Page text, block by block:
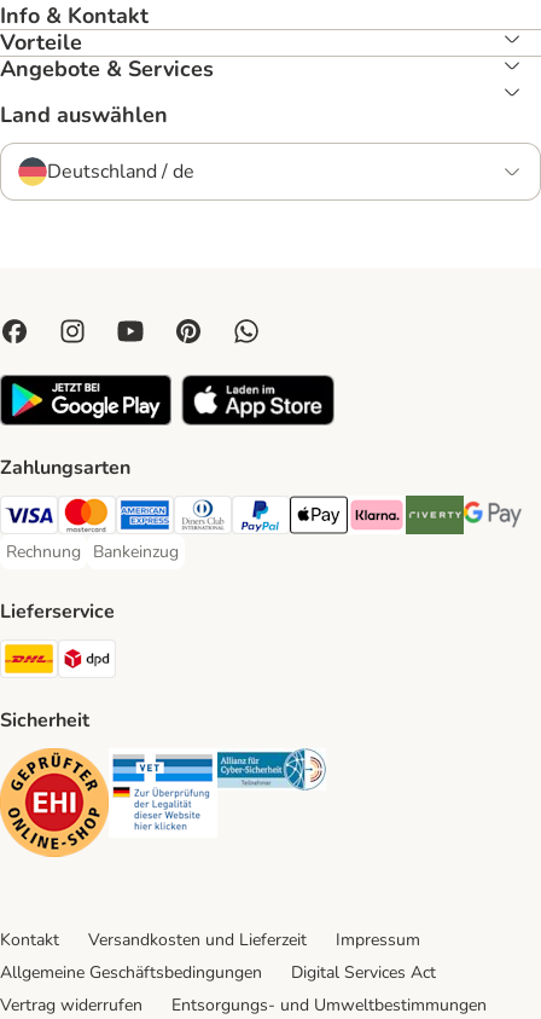
Info & Kontakt
Vorteile
Angebote & Services
Land auswählen
Deutschland / de
Zahlungsarten
Visa Payment Method
Mastercard Payment Method
American Express Payment Method
Diners Club Payment Method
PayPal Payment Method
Apple Pay Payment Method
Klarna Payment Method
Riverty Payment
Google
Rechnung
Rechnung Payment Method
Bankeinzug
Bankeinzug Payment Method
Lieferservice
DHL Shipping Method
Sicherheit
Security Security Security
Kontakt Versandkosten und Lieferzeit
Impressum
Allgemeine Geschäftsbedingungen
Digital Services Act
Vertrag widerrufen
Entsorgungs- und Umweltbestimmungen